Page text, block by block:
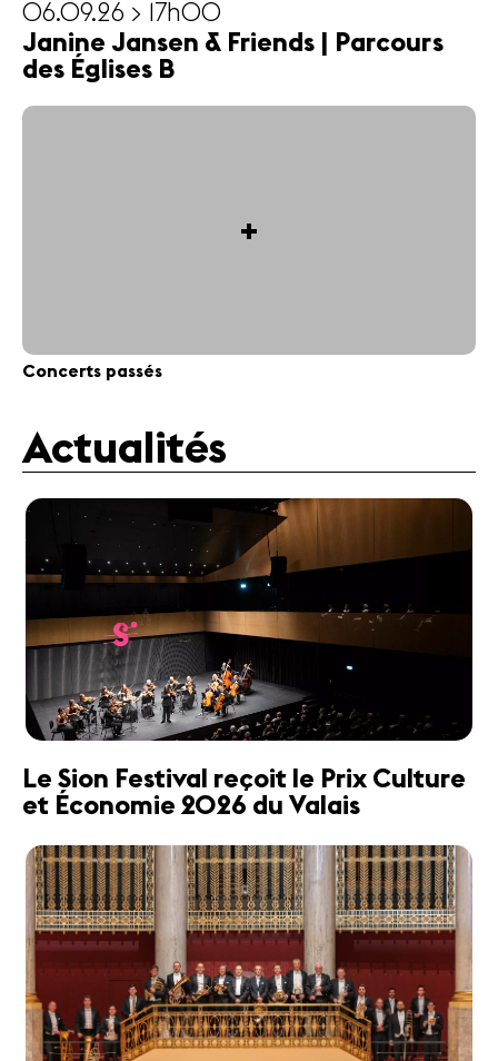
06.09.26 > 17h00
Janine Jansen & Friends | Parcours
des Églises B
+
Concerts passés
Actualités
Le Sion Festival reçoit le Prix Culture
et Économie 2026 du Valais